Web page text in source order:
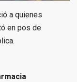
a quienes
en pos de